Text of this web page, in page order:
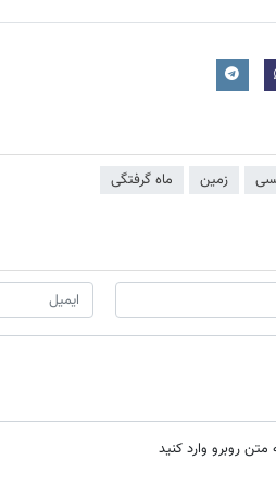
زمین ماه گرفتگی
روبرو وارد کنید